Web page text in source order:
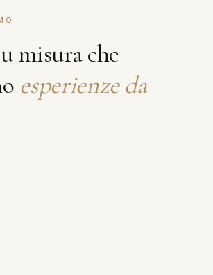
misura che
esperienze da